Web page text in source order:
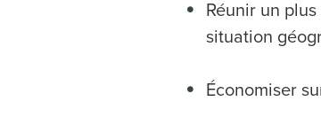
Réunir un
situation
Économiser